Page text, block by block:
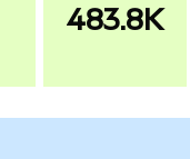
483.8K